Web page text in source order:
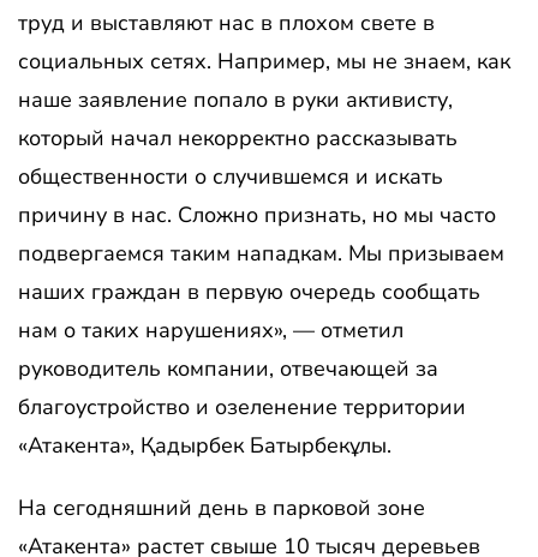
труд и выставляют нас в плохом свете в
социальных сетях. Например, мы не знаем, как
наше заявление попало в руки активисту,
который начал некорректно рассказывать
общественности о случившемся и искать
причину в нас. Сложно признать, но мы часто
подвергаемся таким нападкам. Мы призываем
наших граждан в первую очередь сообщать
нам о таких нарушениях», — отметил
руководитель компании, отвечающей за
благоустройство и озеленение территории
«Атакента», Қадырбек Батырбекұлы.
На сегодняшний день в парковой зоне
«Атакента» растет свыше 10 тысяч деревьев